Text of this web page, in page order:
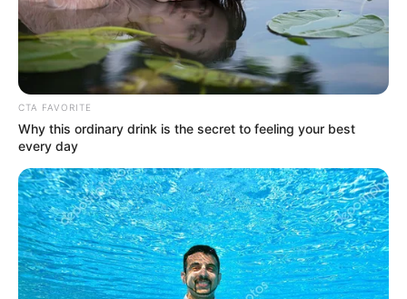
CTA FAVORITE
Why this ordinary drink is the secret to feeling your best
every day